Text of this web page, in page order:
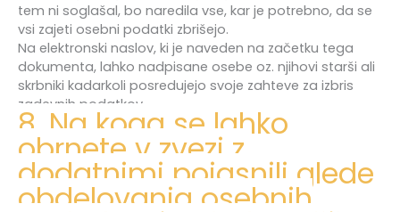
tem ni soglašal, bo naredila vse, kar je potrebno, da se
vsi zajeti osebni podatki zbrišejo.
Na elektronski naslov, ki je naveden na začetku tega
dokumenta, lahko nadpisane osebe oz. njihovi starši ali
skrbniki kadarkoli posredujejo svoje zahteve za izbris
zadevnih podatkov.
8. Na koga se lahko
obrnete v zvezi z
dodatnimi pojasnili glede
obdelovanja osebnih